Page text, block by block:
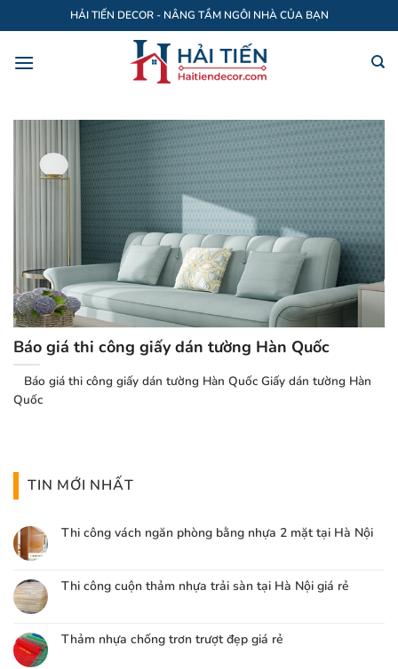
qua
nội
HẢI TIẾN DECOR - NÂNG TẦM NGÔI NHÀ CỦA BẠN
TIN MỚI NHẤT
Thi công vách ngăn phòng bằng nhựa 2 mặt tại Hà Nội
Thi công cuộn thảm nhựa trải sàn tại Hà Nội giá rẻ
Thảm nhựa chống trơn trượt đẹp giá rẻ
Báo giá thi công giấy dán tường Hàn Quốc
Báo giá thi công giấy dán tường Hàn Quốc Giấy dán tường Hàn
Quốc